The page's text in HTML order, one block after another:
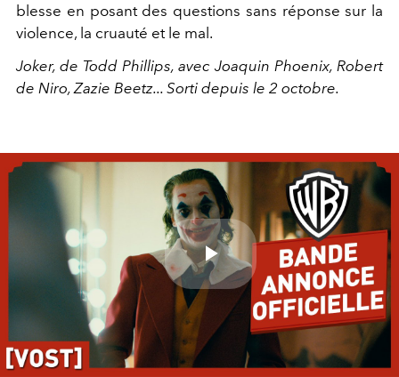
blesse en posant des questions sans réponse sur la
violence, la cruauté et le mal.
Joker, de Todd Phillips, avec Joaquin Phoenix, Robert
de Niro, Zazie Beetz... Sorti depuis le 2 octobre.
Play
Video